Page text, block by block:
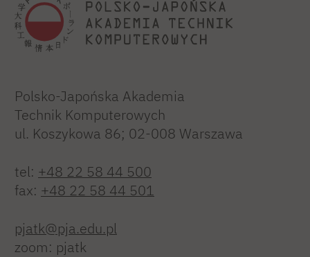
Polsko-Japońska Akademia
Technik Komputerowych
ul. Koszykowa 86; 02-008 Warszawa
tel: +48 22 58 44 500
fax: +48 22 58 44 501
pjatk@pja.edu.pl
zoom: pjatk